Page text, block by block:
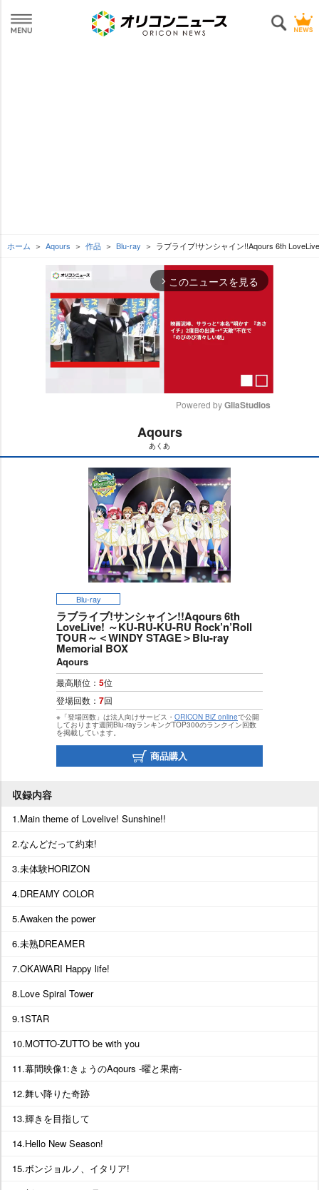
ホーム Aqours 作品 Blu-ray ラブライブ!サンシャイン!!Aqours 6th
arrow_forward_ios このニュースを見る
t
e
Powered by GliaStudios
Aqours
あくあ
Blu-ray
ラブライブ!サンシャイン!!Aqours 6th
LoveLive! ～KU-RU-KU-RU Rock’n’Roll
TOUR～＜WINDY STAGE＞Blu-ray
Memorial BOX
Aqours
最高順位： 5位
登場回数： 7回
※「登場回数」は法人向けサービス・ ORICON BiZ onlineで公開
しております週間Blu-rayランキングTOP300のランクイン回数
を掲載しています。
商品購入
収録内容
1.Main theme of Lovelive! Sunshine!!
2.なんどだって約束!
3.未体験HORIZON
4.DREAMY COLOR
5.Awaken the power
6.未熟DREAMER
7.OKAWARI Happy life!
8.Love Spiral Tower
9.1STAR
10.MOTTO-ZUTTO be with you
11.幕間映像1:きょうのAqours -曜と果南-
12.舞い降りた奇跡
13.輝きを目指して
14.Hello New Season!
15.ボンジョルノ、イタリア!